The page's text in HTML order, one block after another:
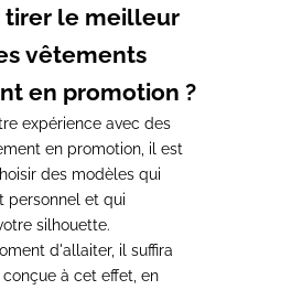
tirer le meilleur
vêtements
en promotion ?
expérience avec des
en promotion, il est
des modèles qui
personnel et qui
silhouette.
d'allaiter, il suffira
à cet effet, en